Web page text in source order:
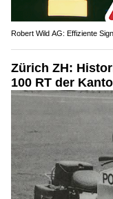
Robert Wild AG: Effiziente
Zürich ZH:
100 RT der